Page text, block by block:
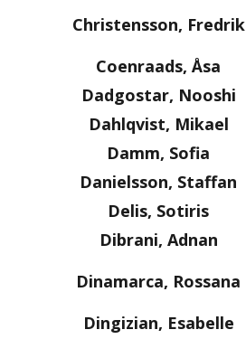
Christensson, Fredrik
Coenraads, Åsa
Dadgostar, Nooshi
Dahlqvist, Mikael
Damm, Sofia
Danielsson, Staffan
Delis, Sotiris
Dibrani, Adnan
Dinamarca, Rossana
Dingizian, Esabelle